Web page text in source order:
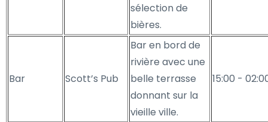
sélection de
bières.
Bar Scott’s Pub
Bar en bord de
rivière avec une
belle terrasse
donnant sur la
vieille ville.
15:00 -